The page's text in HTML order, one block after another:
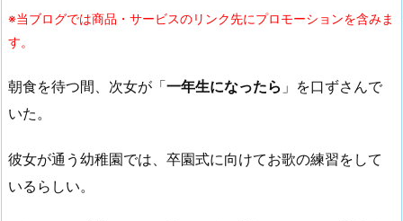
※当ブログでは商品・サービスのリンク先にプロモーションを含みま
す。
朝食を待つ間、次女が「一年生になったら 」を口ずさんで
いた。
彼女が通う幼稚園では、卒園式に向けてお歌の練習をして
いるらしい。